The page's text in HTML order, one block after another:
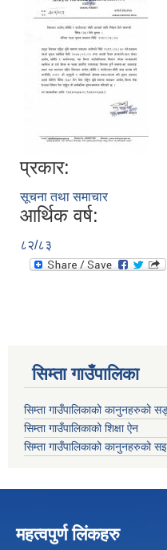
प्रकार:
सूचना तथा समाचार
आर्थिक वर्ष:
८२/८३
सिम्ता गाउँपालिका
सिम्ता गाउँपालिकाको कानुनहरुको
सिम्ता गाउँपालिकाको शिक्षा ऐन
सिम्ता गाउँपालिकाको
महत्वपुर्ण लिंकहरु